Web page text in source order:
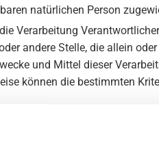
natürlichen Person
Verarbeitung
andere Stelle, die allein
und Mittel dieser
können die bestimmten
ist eine